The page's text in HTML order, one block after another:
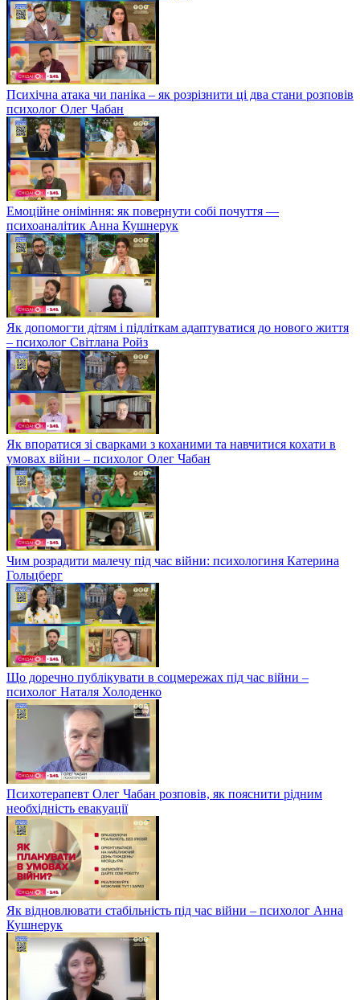
Психічна атака чи паніка – як розрізнити ці два стани розповів
психолог Олег Чабан
Емоційне оніміння: як повернути собі почуття —
психоаналітик Анна Кушнерук
Як допомогти дітям і підліткам адаптуватися до нового життя
– психолог Світлана Ройз
Як впоратися зі сварками з коханими та навчитися кохати в
умовах війни – психолог Олег Чабан
Чим розрадити малечу під час війни: психологиня Катерина
Гольцберг
Що доречно публікувати в соцмережах під час війни –
психолог Наталя Холоденко
Психотерапевт Олег Чабан розповів, як пояснити рідним
необхідність евакуації
Як відновлювати стабільність під час війни – психолог Анна
Кушнерук